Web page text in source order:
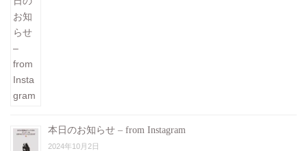
本日のお知らせ – from Instagram
2024年10月2日